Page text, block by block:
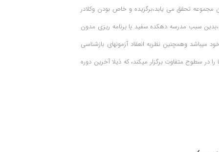
تحقق می یابد،برگزیده و خاص بودن وکلادر
سبب مدرسه دهکده سفید با برنامه ریزی مدون
میباشد وهمچنین نظربه انعقاد آزمونهای بازشناسی
در سطوح متفاوت برگزار میکند، که ذیلا آخرین دوره